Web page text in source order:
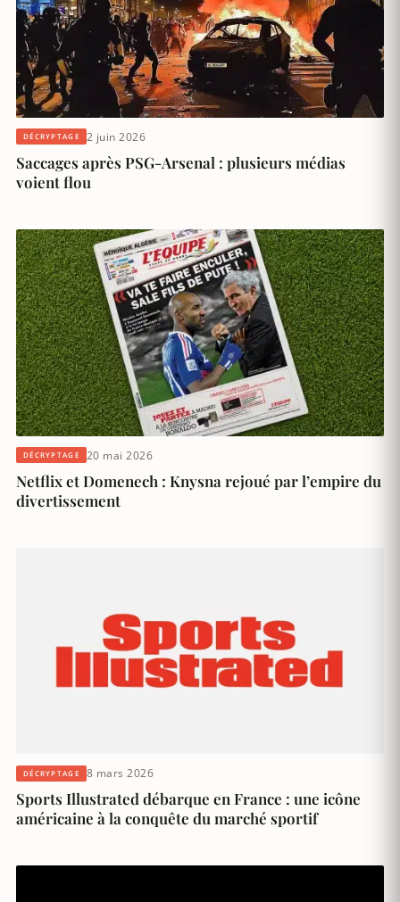
DÉCRYPTAGE 2 juin 2026
Saccages après PSG-Arsenal : plusieurs médias
voient flou
DÉCRYPTAGE 20 mai 2026
Netflix et Domenech : Knysna rejoué par l’empire du
divertissement
DÉCRYPTAGE 8 mars 2026
Sports Illustrated débarque en France : une icône
américaine à la conquête du marché sportif